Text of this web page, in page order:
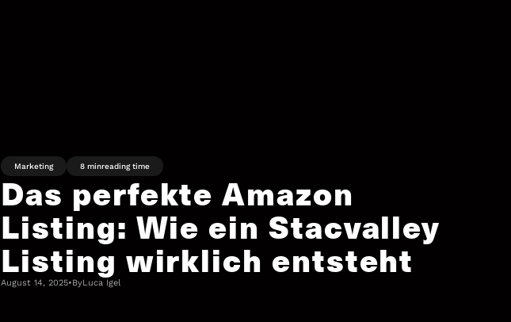
Marketing 8 minreading time
Das perfekte Amazon
Listing: Wie ein Stacvalley
Listing wirklich entsteht
August 14, 2025•ByLuca Igel